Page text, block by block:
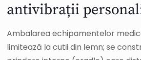
antivibrații
Ambalarea echipamentelor
limitează la cutii din lemn; se